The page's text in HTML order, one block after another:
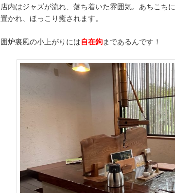
店内はジャズが流れ、落ち着いた雰囲気。あちこちに
置かれ、ほっこり癒されます。
囲炉裏風の小上がりには自在鉤まであるんです！